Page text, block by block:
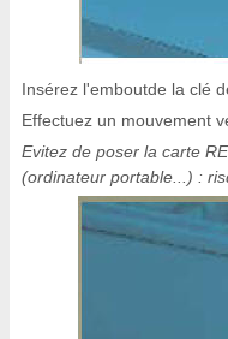
Insérez l'emboutde la clé
Effectuez un mouvement
Evitez de poser la carte
(ordinateur portable...) :